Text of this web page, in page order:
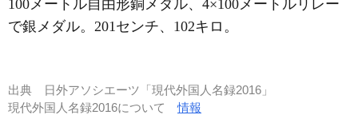
100メートル自由形銅メダル、4×100メートルリレー
で銀メダル。201センチ、102キロ。
出典
日外アソシエーツ「現代外国人名録2016」
現代外国人名録2016について情報